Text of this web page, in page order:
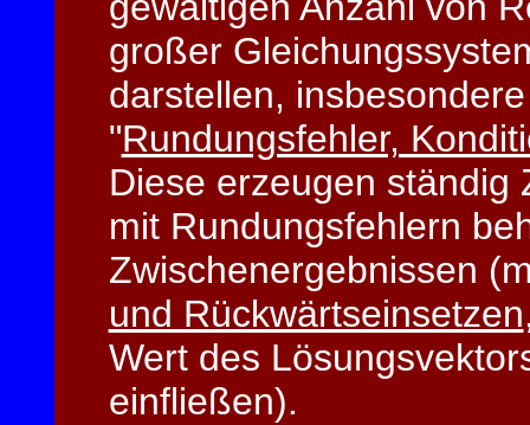
großer
darstellen,
"Rundungsfehler,
Diese erzeugen ständig
mit Rundungsfehlern
Zwischenergebnissen
und Rückwärtseinsetzen
Wert des
einfließen).